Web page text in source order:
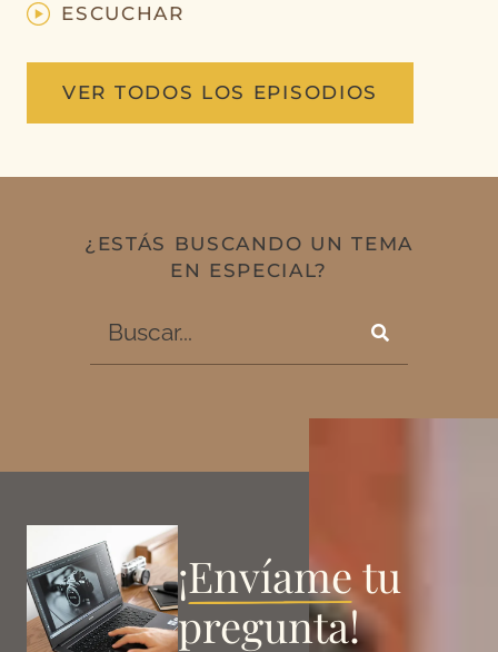
ESCUCHAR
VER TODOS LOS EPISODIOS
¿ESTÁS BUSCANDO UN TEMA
EN ESPECIAL?
¡Envíametu
pregunta!